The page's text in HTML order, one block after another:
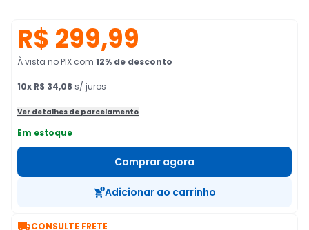
R$ 299,99
À vista no PIX com 12% de desconto
10x R$ 34,08 s/ juros
Ver detalhes de parcelamento
Em estoque
Comprar agora
Adicionar ao carrinho
CONSULTE FRETE